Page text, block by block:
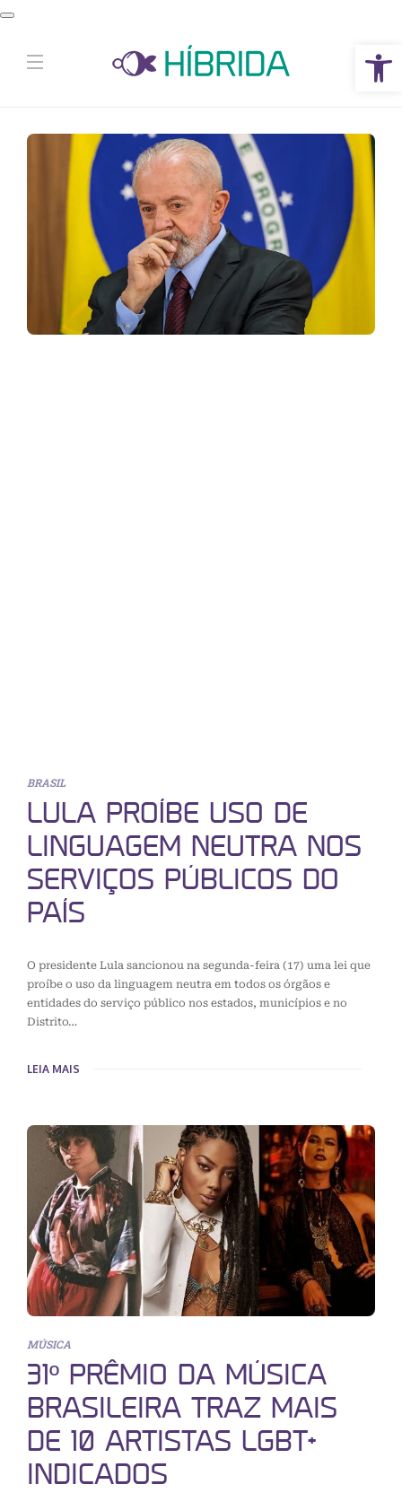
Abrir a barra de ferramentas
BRASIL
LULA PROÍBE USO DE
LINGUAGEM NEUTRA NOS
SERVIÇOS PÚBLICOS DO
PAÍS
O presidente Lula sancionou na segunda-feira (17) uma lei que
proíbe o uso da linguagem neutra em todos os órgãos e
entidades do serviço público nos estados, municípios e no
Distrito…
LEIA MAIS
MÚSICA
31º PRÊMIO DA MÚSICA
BRASILEIRA TRAZ MAIS
DE 10 ARTISTAS LGBT+
INDICADOS